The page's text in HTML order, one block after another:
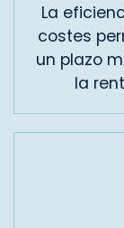
La
costes
un plazo
la